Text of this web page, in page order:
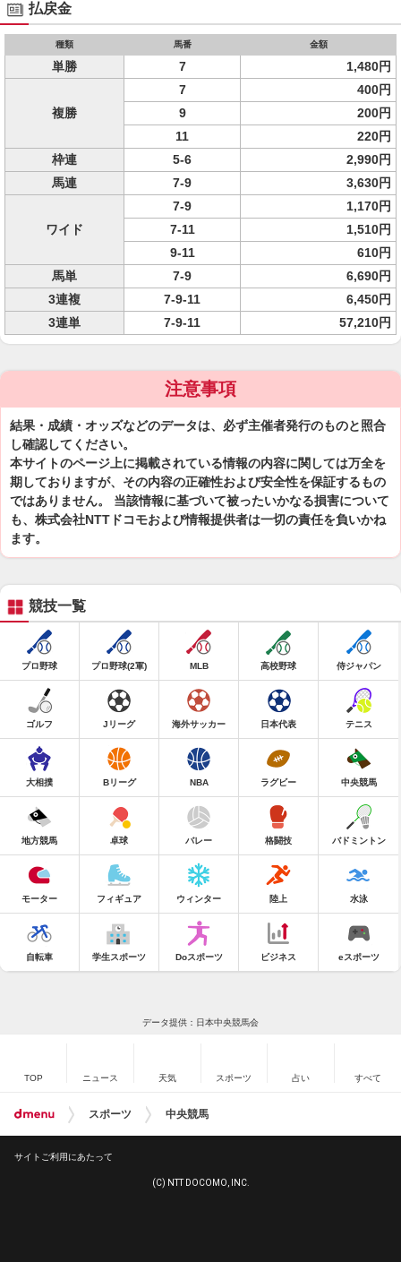
払戻金
種類 馬番 金額
単勝 7 1,480円
複勝
7
400円
9
200円
11
220円
枠連
5-6
2,990円
馬連
7-9 3,630円
ワイド
7-9
1,170円
7-11
1,510円
9-11
610円
馬単
7-9
6,690円
3連複
7-9-11
6,450円
3連単
7-9-11 57,210円
注意事項
結果・成績・オッズなどのデータは、必ず主催者発行のものと照合
し確認してください。
本サイトのページ上に掲載されている情報の内容に関しては万全を
期しておりますが、その内容の正確性および安全性を保証するもの
ではありません。 当該情報に基づいて被ったいかなる損害について
も、株式会社NTTドコモおよび情報提供者は一切の責任を負いかね
ます。
競技一覧
プロ野球 プロ野球(2軍) MLB 高校野球 侍ジャパン
ゴルフ Jリーグ 海外サッカー 日本代表 テニス
大相撲 Bリーグ NBA ラグビー 中央競馬
地方競馬 卓球 バレー 格闘技 バドミントン
モーター フィギュア ウィンター 陸上 水泳
自転車 学生スポーツ Doスポーツ ビジネス eスポーツ
データ提供：日本中央競馬会
TOP ニュース 天気 スポーツ 占い すべて
スポーツ 中央競馬
サイトご利用にあたって
(C) NTT DOCOMO, INC.